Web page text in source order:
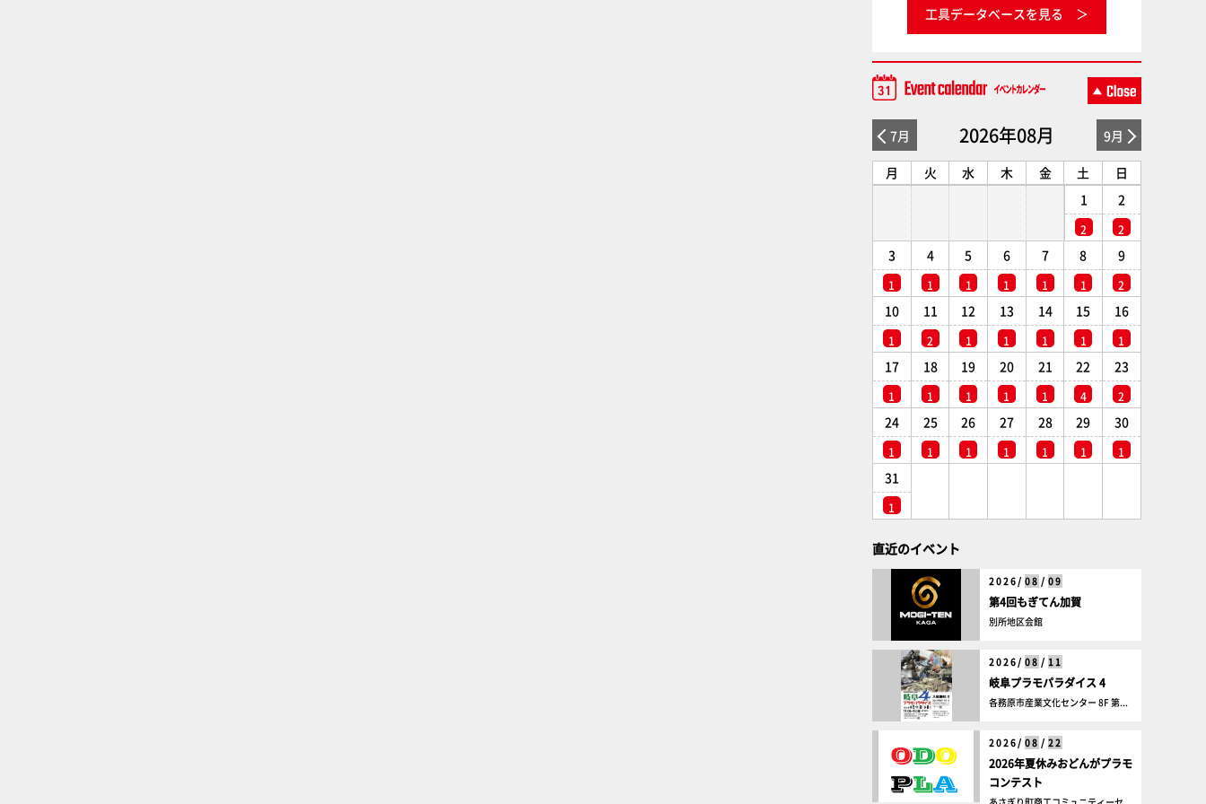
工具データベースを見る
7月 2026年08月 9月
月 火 水 木 金 土
日
1
2
2
2
3
1
4
1
5
1
6
1
7
1
8
1
9
2
10
1
11
2
12
1
13
1
14
1
15
1
16
1
17
1
18
1
19
1
20
1
21
1
22
4
23
2
24
1
25
1
26
1
27
1
28
1
29
1
30
1
31
1
直近のイベント
2026/ 08 / 09
第4回もぎてん加賀
別所地区会館
2026/ 08 / 11
岐阜プラモパラダイス 4
各務原市産業文化センター 8F 第...
2026/ 08 / 22
2026年夏休みおどんがプラモ
コンテスト